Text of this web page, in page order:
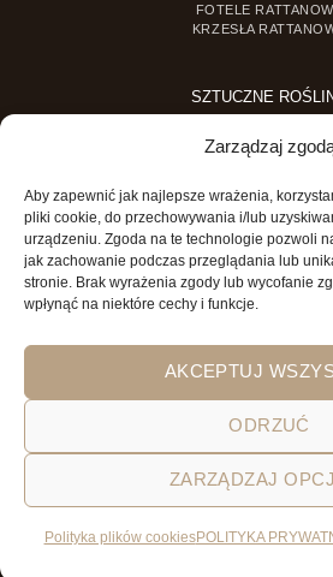
Zarządzaj
Aby zapewnić jak najlepsze wrażenia,
pliki cookie, do przechowywania i/lub
urządzeniu. Zgoda na te technologie pozwoli
jak zachowanie podczas przeglądania lub
stronie. Brak wyrażenia zgody lub wycofanie
wpłynąć na niektóre cechy i funkcje.
AKCEPTUJ
ODRZUĆ
ZARZĄDZAJ
Polityka plików cookiesPOLITYKA
FOTELE
KRZESŁA
SZTUCZNE
SZTUCZNE ROŚLINY
MINI OGRODY
MINI OGRÓD DLA
POLITYKA PRYWATNOŚCI
DOSTAWA
Wszystkie prawa zastrzeżone